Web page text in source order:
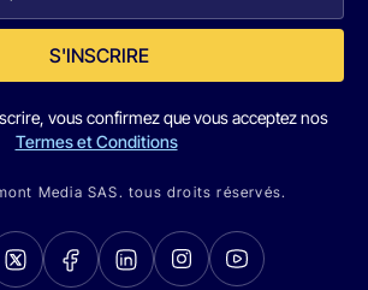
S'INSCRIRE
vous confirmez que vous acceptez nos
Termes et Conditions
Media SAS. tous droits réservés.